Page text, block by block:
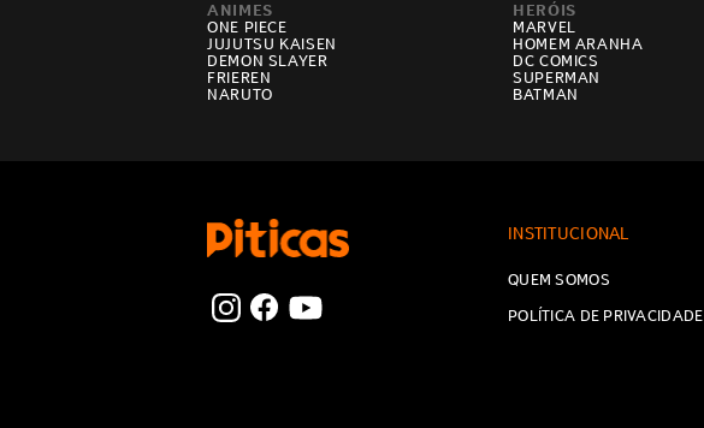
ANIMES
ONE PIECE
JUJUTSU KAISEN
DEMON SLAYER
FRIEREN
NARUTO
HERÓIS
MARVEL
HOMEM ARANHA
DC COMICS
SUPERMAN
BATMAN
INSTITUCIONAL
QUEM SOMOS
POLÍTICA DE PRIVACIDADE